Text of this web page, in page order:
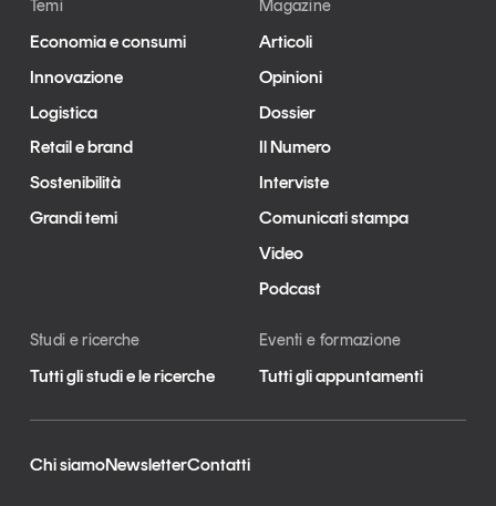
Temi
Economia e consumi
Innovazione
Logistica
Retail e brand
Sostenibilità
Grandi temi
Magazine
Articoli
Opinioni
Dossier
Il Numero
Interviste
Comunicati stampa
Video
Podcast
Studi e ricerche
Tutti gli studi e le ricerche
Eventi e formazione
Tutti gli appuntamenti
Chi siamoNewsletterContatti